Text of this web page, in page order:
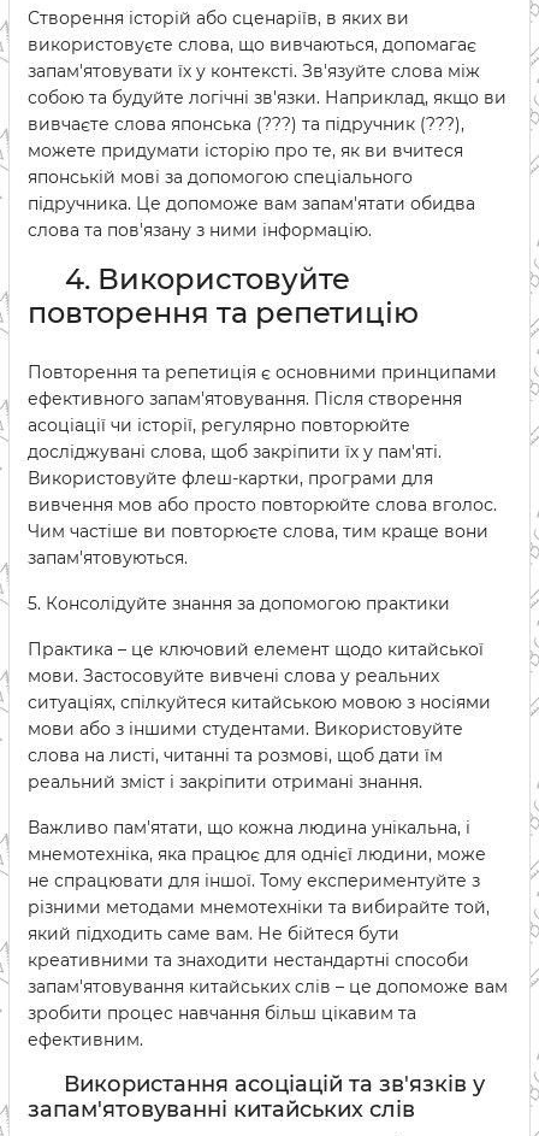
Створення історій або сценаріїв, в яких ви
використовуєте слова, що вивчаються, допомагає
запам'ятовувати їх у контексті. Зв'язуйте слова між
собою та будуйте логічні зв'язки. Наприклад, якщо ви
вивчаєте слова японська (???) та підручник (???),
можете придумати історію про те, як ви вчитеся
японській мові за допомогою спеціального
підручника. Це допоможе вам запам'ятати обидва
слова та пов'язану з ними інформацію.
4. Використовуйте
повторення та репетицію
Повторення та репетиція є основними принципами
ефективного запам'ятовування. Після створення
асоціації чи історії, регулярно повторюйте
досліджувані слова, щоб закріпити їх у пам'яті.
Використовуйте флеш-картки, програми для
вивчення мов або просто повторюйте слова вголос.
Чим частіше ви повторюєте слова, тим краще вони
запам'ятовуються.
5. Консолідуйте знання за допомогою практики
Практика – це ключовий елемент щодо китайської
мови. Застосовуйте вивчені слова у реальних
ситуаціях, спілкуйтеся китайською мовою з носіями
мови або з іншими студентами. Використовуйте
слова на листі, читанні та розмові, щоб дати їм
реальний зміст і закріпити отримані знання.
Важливо пам'ятати, що кожна людина унікальна, і
мнемотехніка, яка працює для однієї людини, може
не спрацювати для іншої. Тому експериментуйте з
різними методами мнемотехніки та вибирайте той,
який підходить саме вам. Не бійтеся бути
креативними та знаходити нестандартні способи
запам'ятовування китайських слів – це допоможе вам
зробити процес навчання більш цікавим та
ефективним.
Використання асоціацій та зв'язків у
запам'ятовуванні китайських слів